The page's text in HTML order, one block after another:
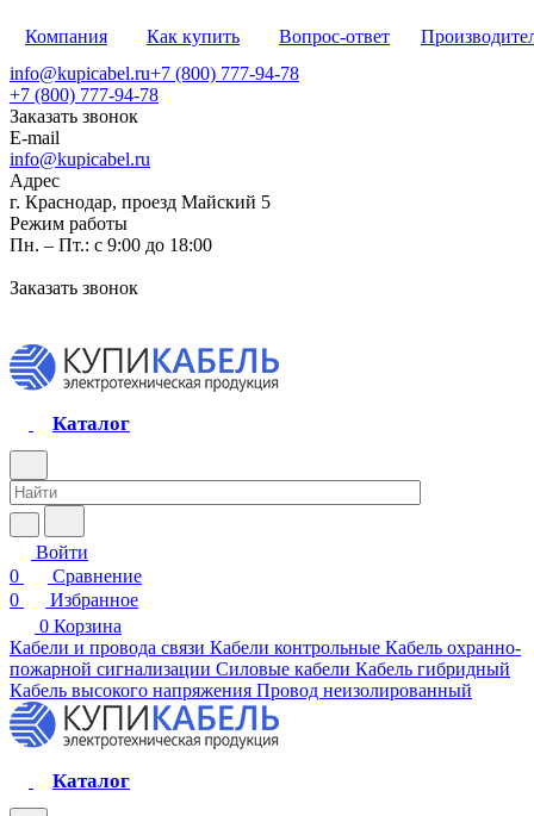
Компания Как купить Вопрос-ответ
info@kupicabel.ru+7 (800) 777-94-78
+7 (800) 777-94-78
Заказать звонок
E-mail
info@kupicabel.ru
Адрес
г. Краснодар, проезд Майский 5
Режим работы
Пн. – Пт.: с 9:00 до 18:00
Заказать звонок
Каталог
Войти
0
Сравнение
0
Избранное
0 Корзина
Кабели и провода связи Кабели контрольные Кабель охранно-
пожарной сигнализации Силовые кабели Кабель гибридный
Кабель высокого напряжения Провод неизолированный
Каталог